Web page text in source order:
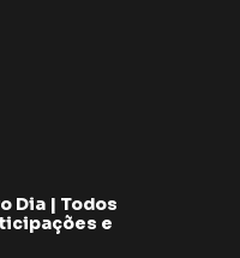
Dia | Todos
e